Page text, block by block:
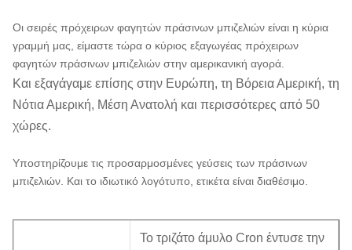
Οι σειρές πρόχειρων φαγητών πράσινων μπιζελιών είναι η κύρια
γραμμή μας, είμαστε τώρα ο κύριος εξαγωγέας πρόχειρων
φαγητών πράσινων μπιζελιών στην αμερικανική αγορά.
Και εξαγάγαμε επίσης στην Ευρώπη, τη Βόρεια Αμερική, τη
Νότια Αμερική, Μέση Ανατολή και περισσότερες από 50
χώρες.
Υποστηρίζουμε τις προσαρμοσμένες γεύσεις των πράσινων
μπιζελιών. Και το ιδιωτικό λογότυπο, ετικέτα είναι διαθέσιμο.
Το τριζάτο άμυλο Cron έντυσε την